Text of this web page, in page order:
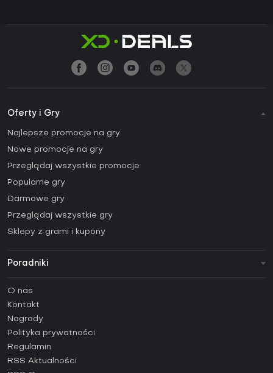
Oferty i Gry
Najlepsze promocje na gry
Nowe promocje na gry
Przeglądaj wszystkie promocje
Popularne gry
Darmowe gry
Przeglądaj wszystkie gry
Sklepy z grami i kupony
Poradniki
Poradniki
Jak aktywować klucz Steam (CD Key)?
Jak aktywować klucz Epic Games (CD Key)?
Jak aktywować klucz GOG (CD Key)?
Jak aktywować klucz Ubisoft Connect (CD Key)?
O nas
Kontakt
Nagrody
Polityka prywatności
Regulamin
RSS Aktualności